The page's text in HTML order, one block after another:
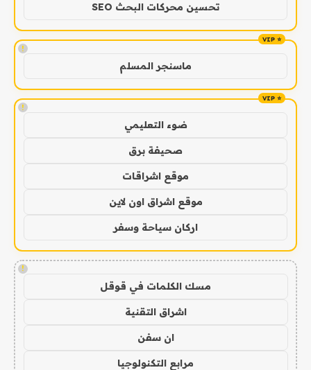
تحسين محركات البحث SEO
!
ماسنجر المسلم
!
ضوء التعليمي
صحيفة برق
موقع اشراقات
موقع اشراق اون لاين
اركان سياحة وسفر
!
مسك الكلمات في قوقل
اشراق التقنية
ان سفن
مرابع التكنولوجيا